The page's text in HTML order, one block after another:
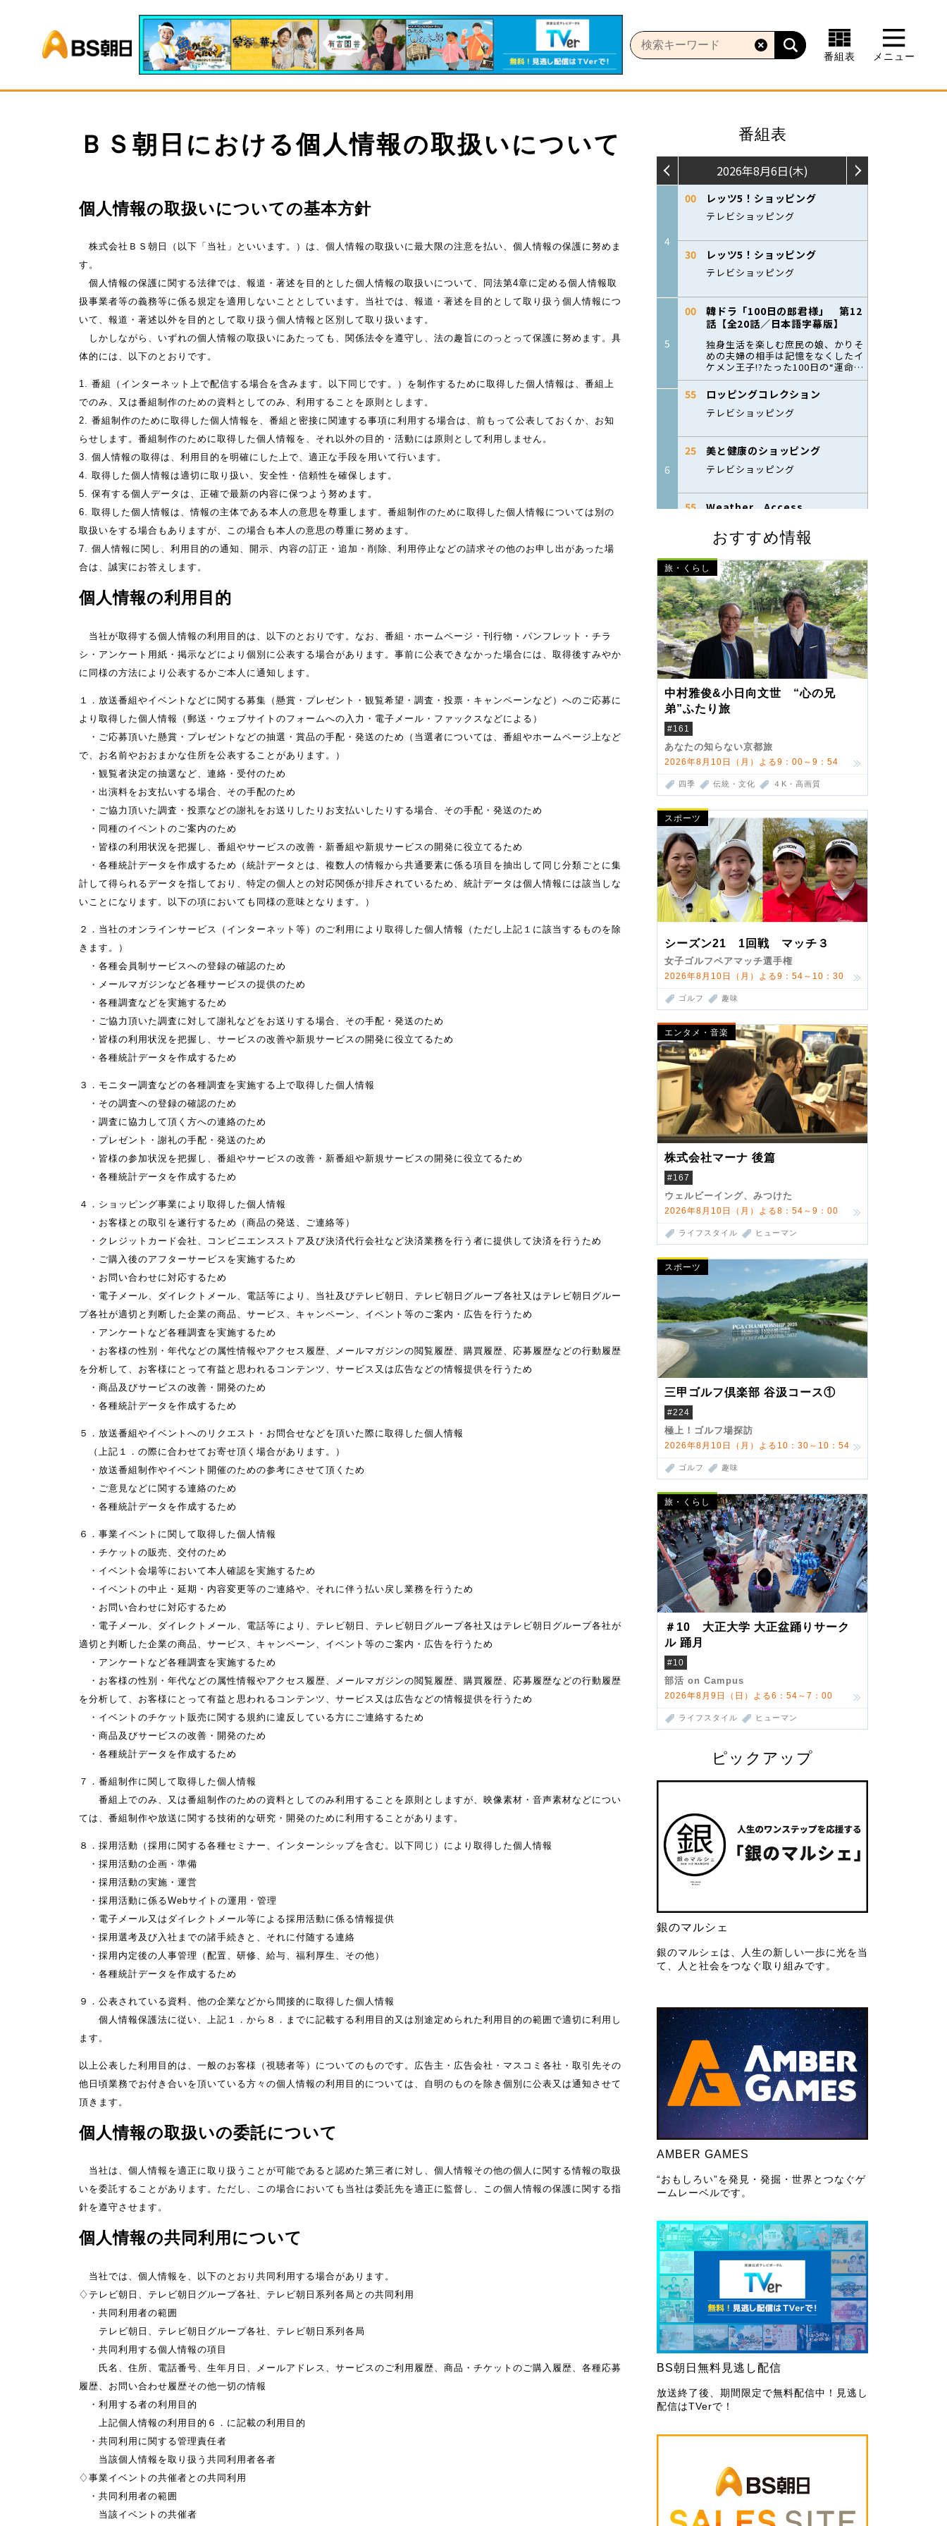
BS朝日
番組表 メニュー
ＢＳ朝日における個人情報の取扱いについて
個人情報の取扱いについての基本方針
株式会社ＢＳ朝日（以下「当社」といいます。）は、個人情報の取扱いに最大限の注意を払い、個人情報の保護に努めま
す。
個人情報の保護に関する法律では、報道・著述を目的とした個人情報の取扱いについて、同法第4章に定める個人情報取
扱事業者等の義務等に係る規定を適用しないこととしています。当社では、報道・著述を目的として取り扱う個人情報につ
いて、報道・著述以外を目的として取り扱う個人情報と区別して取り扱います。
しかしながら、いずれの個人情報の取扱いにあたっても、関係法令を遵守し、法の趣旨にのっとって保護に努めます。具
体的には、以下のとおりです。
1. 番組（インターネット上で配信する場合を含みます。以下同じです。）を制作するために取得した個人情報は、番組上
でのみ、又は番組制作のための資料としてのみ、利用することを原則とします。
2. 番組制作のために取得した個人情報を、番組と密接に関連する事項に利用する場合は、前もって公表しておくか、お知
らせします。番組制作のために取得した個人情報を、それ以外の目的・活動には原則として利用しません。
3. 個人情報の取得は、利用目的を明確にした上で、適正な手段を用いて行います。
4. 取得した個人情報は適切に取り扱い、安全性・信頼性を確保します。
5. 保有する個人データは、正確で最新の内容に保つよう努めます。
6. 取得した個人情報は、情報の主体である本人の意思を尊重します。番組制作のために取得した個人情報については別の
取扱いをする場合もありますが、この場合も本人の意思の尊重に努めます。
7. 個人情報に関し、利用目的の通知、開示、内容の訂正・追加・削除、利用停止などの請求その他のお申し出があった場
合は、誠実にお答えします。
個人情報の利用目的
当社が取得する個人情報の利用目的は、以下のとおりです。なお、番組・ホームページ・刊行物・パンフレット・チラ
シ・アンケート用紙・掲示などにより個別に公表する場合があります。事前に公表できなかった場合には、取得後すみやか
に同様の方法により公表するかご本人に通知します。
１．放送番組やイベントなどに関する募集（懸賞・プレゼント・観覧希望・調査・投票・キャンペーンなど）へのご応募に
より取得した個人情報（郵送・ウェブサイトのフォームへの入力・電子メール・ファックスなどによる）
・ご応募頂いた懸賞・プレゼントなどの抽選・賞品の手配・発送のため（当選者については、番組やホームページ上など
で、お名前やおおまかな住所を公表することがあります。）
・観覧者決定の抽選など、連絡・受付のため
・出演料をお支払いする場合、その手配のため
・ご協力頂いた調査・投票などの謝礼をお送りしたりお支払いしたりする場合、その手配・発送のため
・同種のイベントのご案内のため
・皆様の利用状況を把握し、番組やサービスの改善・新番組や新規サービスの開発に役立てるため
・各種統計データを作成するため（統計データとは、複数人の情報から共通要素に係る項目を抽出して同じ分類ごとに集
計して得られるデータを指しており、特定の個人との対応関係が排斥されているため、統計データは個人情報には該当しな
いことになります。以下の項においても同様の意味となります。）
２．当社のオンラインサービス（インターネット等）のご利用により取得した個人情報（ただし上記１に該当するものを除
きます。）
・各種会員制サービスへの登録の確認のため
・メールマガジンなど各種サービスの提供のため
・各種調査などを実施するため
・ご協力頂いた調査に対して謝礼などをお送りする場合、その手配・発送のため
・皆様の利用状況を把握し、サービスの改善や新規サービスの開発に役立てるため
・各種統計データを作成するため
３．モニター調査などの各種調査を実施する上で取得した個人情報
・その調査への登録の確認のため
・調査に協力して頂く方への連絡のため
・プレゼント・謝礼の手配・発送のため
・皆様の参加状況を把握し、番組やサービスの改善・新番組や新規サービスの開発に役立てるため
・各種統計データを作成するため
４．ショッピング事業により取得した個人情報
・お客様との取引を遂行するため（商品の発送、ご連絡等）
・クレジットカード会社、コンビニエンスストア及び決済代行会社など決済業務を行う者に提供して決済を行うため
・ご購入後のアフターサービスを実施するため
・お問い合わせに対応するため
・電子メール、ダイレクトメール、電話等により、当社及びテレビ朝日、テレビ朝日グループ各社又はテレビ朝日グルー
プ各社が適切と判断した企業の商品、サービス、キャンペーン、イベント等のご案内・広告を行うため
・アンケートなど各種調査を実施するため
・お客様の性別・年代などの属性情報やアクセス履歴、メールマガジンの閲覧履歴、購買履歴、応募履歴などの行動履歴
を分析して、お客様にとって有益と思われるコンテンツ、サービス又は広告などの情報提供を行うため
・商品及びサービスの改善・開発のため
・各種統計データを作成するため
５．放送番組やイベントへのリクエスト・お問合せなどを頂いた際に取得した個人情報
（上記１．の際に合わせてお寄せ頂く場合があります。）
・放送番組制作やイベント開催のための参考にさせて頂くため
・ご意見などに関する連絡のため
・各種統計データを作成するため
６．事業イベントに関して取得した個人情報
・チケットの販売、交付のため
・イベント会場等において本人確認を実施するため
・イベントの中止・延期・内容変更等のご連絡や、それに伴う払い戻し業務を行うため
・お問い合わせに対応するため
・電子メール、ダイレクトメール、電話等により、テレビ朝日、テレビ朝日グループ各社又はテレビ朝日グループ各社が
適切と判断した企業の商品、サービス、キャンペーン、イベント等のご案内・広告を行うため
・アンケートなど各種調査を実施するため
・お客様の性別・年代などの属性情報やアクセス履歴、メールマガジンの閲覧履歴、購買履歴、応募履歴などの行動履歴
を分析して、お客様にとって有益と思われるコンテンツ、サービス又は広告などの情報提供を行うため
・イベントのチケット販売に関する規約に違反している方にご連絡するため
・商品及びサービスの改善・開発のため
・各種統計データを作成するため
７．番組制作に関して取得した個人情報
番組上でのみ、又は番組制作のための資料としてのみ利用することを原則としますが、映像素材・音声素材などについ
ては、番組制作や放送に関する技術的な研究・開発のために利用することがあります。
８．採用活動（採用に関する各種セミナー、インターンシップを含む。以下同じ）により取得した個人情報
・採用活動の企画・準備
・採用活動の実施・運営
・採用活動に係るWebサイトの運用・管理
・電子メール又はダイレクトメール等による採用活動に係る情報提供
・採用選考及び入社までの諸手続きと、それに付随する連絡
・採用内定後の人事管理（配置、研修、給与、福利厚生、その他）
・各種統計データを作成するため
９．公表されている資料、他の企業などから間接的に取得した個人情報
個人情報保護法に従い、上記１．から８．までに記載する利用目的又は別途定められた利用目的の範囲で適切に利用し
ます。
以上公表した利用目的は、一般のお客様（視聴者等）についてのものです。広告主・広告会社・マスコミ各社・取引先その
他日頃業務でお付き合いを頂いている方々の個人情報の利用目的については、自明のものを除き個別に公表又は通知させて
頂きます。
個人情報の取扱いの委託について
当社は、個人情報を適正に取り扱うことが可能であると認めた第三者に対し、個人情報その他の個人に関する情報の取扱
いを委託することがあります。ただし、この場合においても当社は委託先を適正に監督し、この個人情報の保護に関する指
針を遵守させます。
個人情報の共同利用について
当社では、個人情報を、以下のとおり共同利用する場合があります。
♢テレビ朝日、テレビ朝日グループ各社、テレビ朝日系列各局との共同利用
・共同利用者の範囲
テレビ朝日、テレビ朝日グループ各社、テレビ朝日系列各局
・共同利用する個人情報の項目
氏名、住所、電話番号、生年月日、メールアドレス、サービスのご利用履歴、商品・チケットのご購入履歴、各種応募
履歴、お問い合わせ履歴その他一切の情報
・利用する者の利用目的
上記個人情報の利用目的６．に記載の利用目的
・共同利用に関する管理責任者
当該個人情報を取り扱う共同利用者各者
♢事業イベントの共催者との共同利用
・共同利用者の範囲
当該イベントの共催者
番組表
おすすめ情報
旅・くらし
中村雅俊&小日向文世 “心の兄
弟”ふたり旅
#161
あなたの知らない京都旅
2026年8月10日（月）よる9：00～9：54
四季 伝統・文化 ４K・高画質
スポーツ
シーズン21 1回戦 マッチ３
女子ゴルフペアマッチ選手権
2026年8月10日（月）よる9：54～10：30
ゴルフ 趣味
エンタメ・音楽
株式会社マーナ 後篇
#167
ウェルビーイング、みつけた
2026年8月10日（月）よる8：54～9：00
ライフスタイル ヒューマン
スポーツ
三甲ゴルフ倶楽部 谷汲コース①
#224
極上！ゴルフ場探訪
2026年8月10日（月）よる10：30～10：54
ゴルフ 趣味
旅・くらし
＃10 大正大学 大正盆踊りサーク
ル 踊月
#10
部活 on Campus
2026年8月9日（日）よる6：54～7：00
ライフスタイル ヒューマン
ピックアップ
銀のマルシェ
銀のマルシェは、人生の新しい一歩に光を当
て、人と社会をつなぐ取り組みです。
AMBER GAMES
“おもしろい”を発見・発掘・世界とつなぐゲ
ームレーベルです。
BS朝日無料見逃し配信
放送終了後、期間限定で無料配信中！見逃し
配信はTVerで！